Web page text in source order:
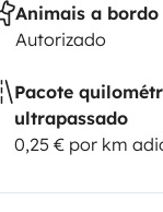
Animais a bordo
Autorizado
Pacote
ultrapassado
0,25 € por km